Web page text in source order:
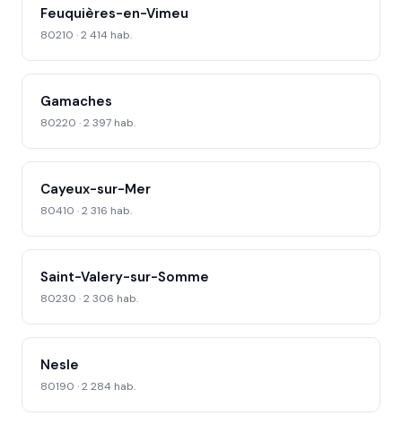
Feuquières-en-Vimeu
80210 · 2 414 hab.
Gamaches
80220 · 2 397 hab.
Cayeux-sur-Mer
80410 · 2 316 hab.
Saint-Valery-sur-Somme
80230 · 2 306 hab.
Nesle
80190 · 2 284 hab.